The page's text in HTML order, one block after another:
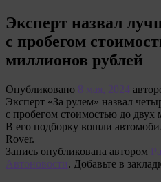
Эксперт назвал
с пробегом
миллионов рублей
Опубликовано 8 мая, 2024
Эксперт «За рулем» назвал
с пробегом стоимостью до двух
В его подборку вошли
Rover.
Запись опубликована автором
Автоновости. Добавьте в